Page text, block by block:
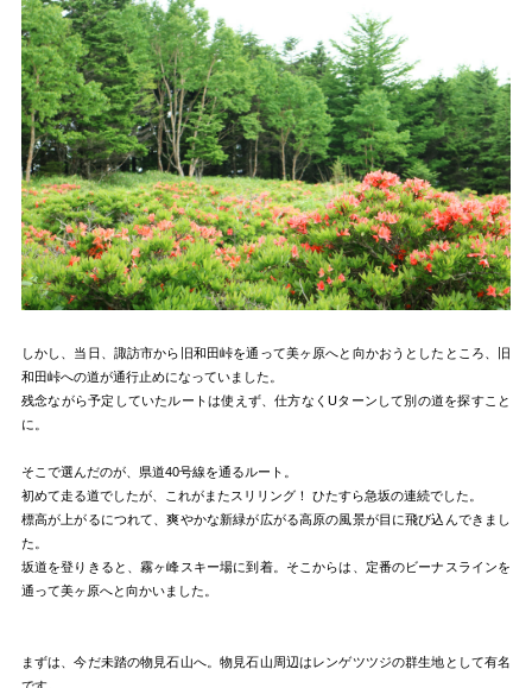
しかし、当日、諏訪市から旧和田峠を通って美ヶ原へと向かおうとしたところ、旧
和田峠への道が通行止めになっていました。
残念ながら予定していたルートは使えず、仕方なくUターンして別の道を探すこと
に。
そこで選んだのが、県道40号線を通るルート。
初めて走る道でしたが、これがまたスリリング！ ひたすら急坂の連続でした。
標高が上がるにつれて、爽やかな新緑が広がる高原の風景が目に飛び込んできまし
た。
坂道を登りきると、霧ヶ峰スキー場に到着。そこからは、定番のビーナスラインを
通って美ヶ原へと向かいました。
まずは、今だ未踏の物見石山へ。物見石山周辺はレンゲツツジの群生地として有名